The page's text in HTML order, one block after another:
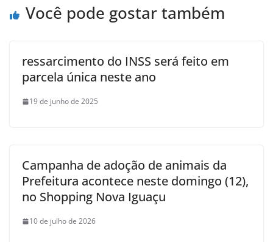
Você pode gostar também
ressarcimento do INSS será feito em
parcela única neste ano
19 de junho de 2025
Campanha de adoção de animais da
Prefeitura acontece neste domingo (12),
no Shopping Nova Iguaçu
10 de julho de 2026